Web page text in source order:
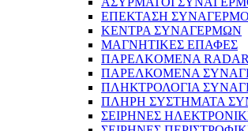
ΕΠΕΚΤΑΣΗ
ΚΕΝΤΡΑ ΣΥΝΑΓΕΡΜΩΝ
ΜΑΓΝΗΤΙΚΕΣ ΕΠΑΦΕΣ
ΠΑΡΕΛΚOΜΕΝΑ RADAR
ΠΑΡΕΛΚΟΜΕΝΑ
ΠΛΗΚΤΡΟΛΟΓΙΑ
ΠΛΗΡΗ ΣΥΣΤΗΜΑΤΑ
ΣΕΙΡΗΝΕΣ